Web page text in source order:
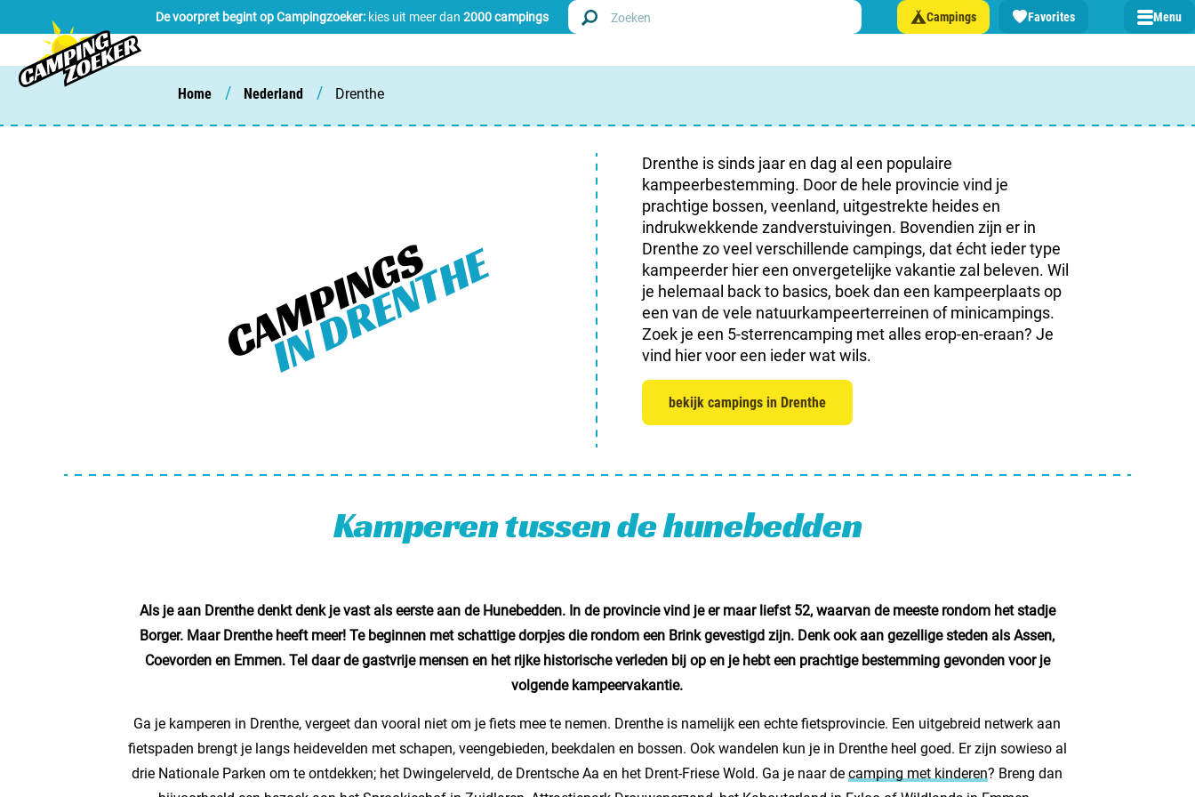
De voorpret begint op Campingzoeker: kies uit meer dan 2000 campings Campings Favorites Menu
Nederland
Begië
Luxemburg
Frankrijk
Zwitserland
informatie over …
België
Luxemburg
Zwitserland
Nieuws / blog
Over Campingzoeker
Veel gestelde vragen
Home / Nederland / Drenthe
CAMPINGS
IN DRENTHE
Drenthe is sinds jaar en dag al een populaire
kampeerbestemming. Door de hele provincie vind je
prachtige bossen, veenland, uitgestrekte heides en
indrukwekkende zandverstuivingen. Bovendien zijn er in
Drenthe zo veel verschillende campings, dat écht ieder type
kampeerder hier een onvergetelijke vakantie zal beleven. Wil
je helemaal back to basics, boek dan een kampeerplaats op
een van de vele natuurkampeerterreinen of minicampings.
Zoek je een 5-sterrencamping met alles erop-en-eraan? Je
vind hier voor een ieder wat wils.
bekijk campings in Drenthe
Kamperen tussen de hunebedden
Als je aan Drenthe denkt denk je vast als eerste aan de Hunebedden. In de provincie vind je er maar liefst 52, waarvan de meeste rondom het stadje
Borger. Maar Drenthe heeft meer! Te beginnen met schattige dorpjes die rondom een Brink gevestigd zijn. Denk ook aan gezellige steden als Assen,
Coevorden en Emmen. Tel daar de gastvrije mensen en het rijke historische verleden bij op en je hebt een prachtige bestemming gevonden voor je
volgende kampeervakantie.
Ga je kamperen in Drenthe, vergeet dan vooral niet om je fiets mee te nemen. Drenthe is namelijk een echte fietsprovincie. Een uitgebreid netwerk aan
fietspaden brengt je langs heidevelden met schapen, veengebieden, beekdalen en bossen. Ook wandelen kun je in Drenthe heel goed. Er zijn sowieso al
drie Nationale Parken om te ontdekken; het Dwingelerveld, de Drentsche Aa en het Drent-Friese Wold. Ga je naar decamping met kinderen? Breng dan